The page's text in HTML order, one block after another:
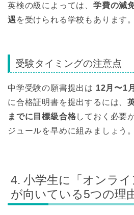
英検の級によっては、 学費の減
遇 を受けられる学校もあります。
受験タイミングの注意点
中学受験の願書提出は 12月〜1月
に合格証明書を提出するには、
までに目標級合格しておく必要
ジュールを早めに組みましょう。
4. 小学生に「オンライ
が向いている5つの理